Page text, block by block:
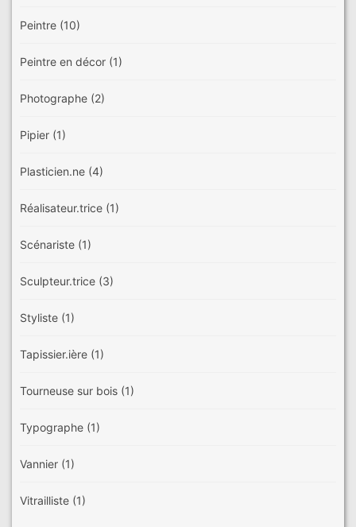
Peintre (10)
Peintre en décor (1)
Photographe (2)
Pipier (1)
Plasticien.ne (4)
Réalisateur.trice (1)
Scénariste (1)
Sculpteur.trice (3)
Styliste (1)
Tapissier.ière (1)
Tourneuse sur bois (1)
Typographe (1)
Vannier (1)
Vitrailliste (1)